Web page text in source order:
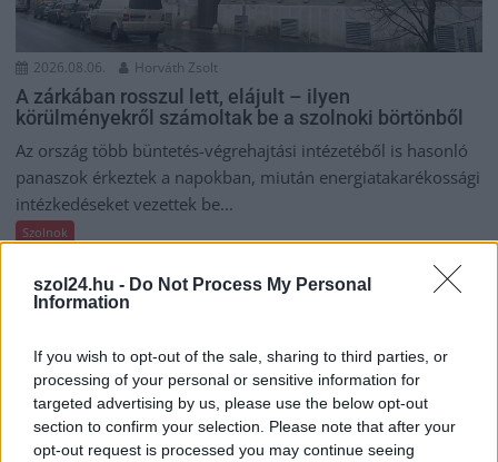
szol24.hu - Do Not Process My Personal
Information
If you wish to opt-out of the sale, sharing to third parties, or
processing of your personal or sensitive information for
targeted advertising by us, please use the below opt-out
section to confirm your selection. Please note that after your
opt-out request is processed you may continue seeing
2026.08.06. Horváth Zsolt
A zárkában rosszul lett, elájult – ilyen
körülményekről számoltak be a szolnoki börtönből
Az ország több büntetés-végrehajtási intézetéből is hasonló
panaszok érkeztek a napokban, miután energiatakarékossági
intézkedéseket vezettek be...
Szolnok